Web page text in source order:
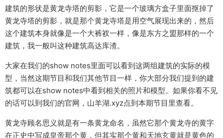
建筑的形状是黄龙寺塔的剪影，它是一个玻璃方盒子里面抠掉了
黄龙寺塔的剪影，就是那个黄龙寺塔是用空气展现出来的，然后
这个建筑本身就像是一个大裤衩一样，像是东方之盟那样的一个
建筑，我一般叫这种建筑高达库渣。
大家在我们的show notes里面可以看到这两组建筑的实际的模
型，当然这期节目和我们其他节目一样，你大部分我们提到的建
筑都可以在show notes中看到相关的照片和模型。如果你看不见
的话可以到我们的官网，山羊湖.xyz点到本期节目里查看。
黄龙寺顾名思义就是有一条黄龙命名，虽然它那个黄龙寺的黄字
在正史中写成皇帝那个黄，但其实那个黄和天地玄黄就是黄色的